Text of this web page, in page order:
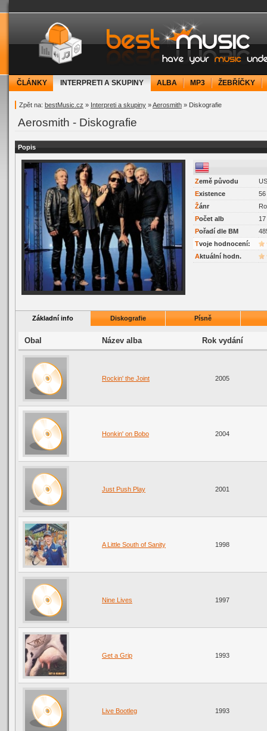
bestMusic.cz - Have your music under
ČLÁNKY INTERPRETI A SKUPINY ALBA MP3 ŽEBŘÍČKY
Zpět na: bestMusic.cz » Interpreti a skupiny »Aerosmith » Diskografie
Aerosmith - Diskografie
Popis
Země původu
Existence
56
Žánr
Počet alb
17
Pořadí dle BM
Tvoje hodnocení:
Aktuální hodn.
Základní info Diskografie Písně
Obal Název alba Rok vydání
Rockin' the Joint 2005
Honkin' on Bobo 2004
Just Push Play 2001
A Little South of Sanity 1998
Nine Lives 1997
Get a Grip 1993
Live Bootleg 1993